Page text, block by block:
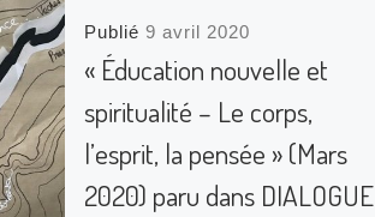
Publié9 avril 2020
« Éducation nouvelle et
spiritualité – Le corps,
l’esprit, la pensée » (Mars
2020) paru dans DIALOGUE